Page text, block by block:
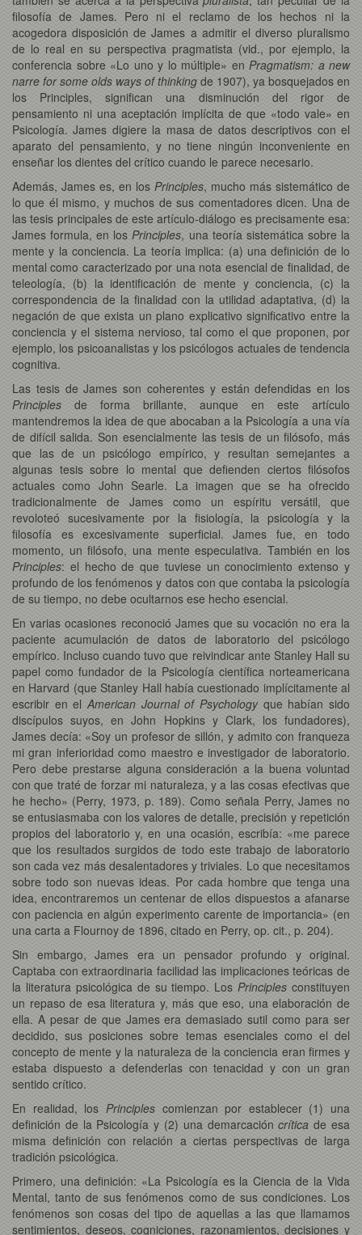
filosofía de James. Pero ni el reclamo de los hechos ni la
acogedora disposición de James a admitir el diverso pluralismo
de lo real en su perspectiva pragmatista (vid., por ejemplo, la
conferencia sobre «Lo uno y lo múltiple» en Pragmatism: a new
narre for some olds ways of thinking de 1907), ya bosquejados en
los Principles, significan una disminución del rigor de
pensamiento ni una aceptación implícita de que «todo vale» en
Psicología. James digiere la masa de datos descriptivos con el
aparato del pensamiento, y no tiene ningún inconveniente en
enseñar los dientes del crítico cuando le parece necesario.
Además, James es, en los Principles, mucho más sistemático de
lo que él mismo, y muchos de sus comentadores dicen. Una de
las tesis principales de este artículo-diálogo es precisamente esa:
James formula, en los Principles, una teoría sistemática sobre la
mente y la conciencia. La teoría implica: (a) una definición de lo
mental como caracterizado por una nota esencial de finalidad, de
teleología, (b) la identificación de mente y conciencia, (c) la
correspondencia de la finalidad con la utilidad adaptativa, (d) la
negación de que exista un plano explicativo significativo entre la
conciencia y el sistema nervioso, tal como el que proponen, por
ejemplo, los psicoanalistas y los psicólogos actuales de tendencia
cognitiva.
Las tesis de James son coherentes y están defendidas en los
Principles de forma brillante, aunque en este artículo
mantendremos la idea de que abocaban a la Psicología a una vía
de difícil salida. Son esencialmente las tesis de un filósofo, más
que las de un psicólogo empírico, y resultan semejantes a
algunas tesis sobre lo mental que defienden ciertos filósofos
actuales como John Searle. La imagen que se ha ofrecido
tradicionalmente de James como un espíritu versátil, que
revoloteó sucesivamente por la fisiología, la psicología y la
filosofía es excesivamente superficial. James fue, en todo
momento, un filósofo, una mente especulativa. También en los
Principles: el hecho de que tuviese un conocimiento extenso y
profundo de los fenómenos y datos con que contaba la psicología
de su tiempo, no debe ocultarnos ese hecho esencial.
En varias ocasiones reconoció James que su vocación no era la
paciente acumulación de datos de laboratorio del psicólogo
empírico. Incluso cuando tuvo que reivindicar ante Stanley Hall su
papel como fundador de la Psicología científica norteamericana
en Harvard (que Stanley Hall había cuestionado implícitamente al
escribir en el American Journal of Psychology que habían sido
discípulos suyos, en John Hopkins y Clark, los fundadores),
James decía: «Soy un profesor de sillón, y admito con franqueza
mi gran inferioridad como maestro e investigador de laboratorio.
Pero debe prestarse alguna consideración a la buena voluntad
con que traté de forzar mi naturaleza, y a las cosas efectivas que
he hecho» (Perry, 1973, p. 189). Como señala Perry, James no
se entusiasmaba con los valores de detalle, precisión y repetición
propios del laboratorio y, en una ocasión, escribía: «me parece
que los resultados surgidos de todo este trabajo de laboratorio
son cada vez más desalentadores y triviales. Lo que necesitamos
sobre todo son nuevas ideas. Por cada hombre que tenga una
idea, encontraremos un centenar de ellos dispuestos a afanarse
con paciencia en algún experimento carente de importancia» (en
una carta a Flournoy de 1896, citado en Perry, op. cit., p. 204).
Sin embargo, James era un pensador profundo y original.
Captaba con extraordinaria facilidad las implicaciones teóricas de
la literatura psicológica de su tiempo. Los Principles constituyen
un repaso de esa literatura y, más que eso, una elaboración de
ella. A pesar de que James era demasiado sutil como para ser
decidido, sus posiciones sobre temas esenciales como el del
concepto de mente y la naturaleza de la conciencia eran firmes y
estaba dispuesto a defenderlas con tenacidad y con un gran
sentido crítico.
En realidad, los Principlescomienzan por establecer (1) una
definición de la Psicología y (2) una demarcacióncrítica de esa
misma definición con relación a ciertas perspectivas de larga
tradición psicológica.
Primero, una definición: «La Psicología es la Ciencia de la Vida
Mental, tanto de sus fenómenos como de sus condiciones. Los
fenómenos son cosas del tipo de aquellas a las que llamamos
sentimientos, deseos, cogniciones, razonamientos, decisiones y